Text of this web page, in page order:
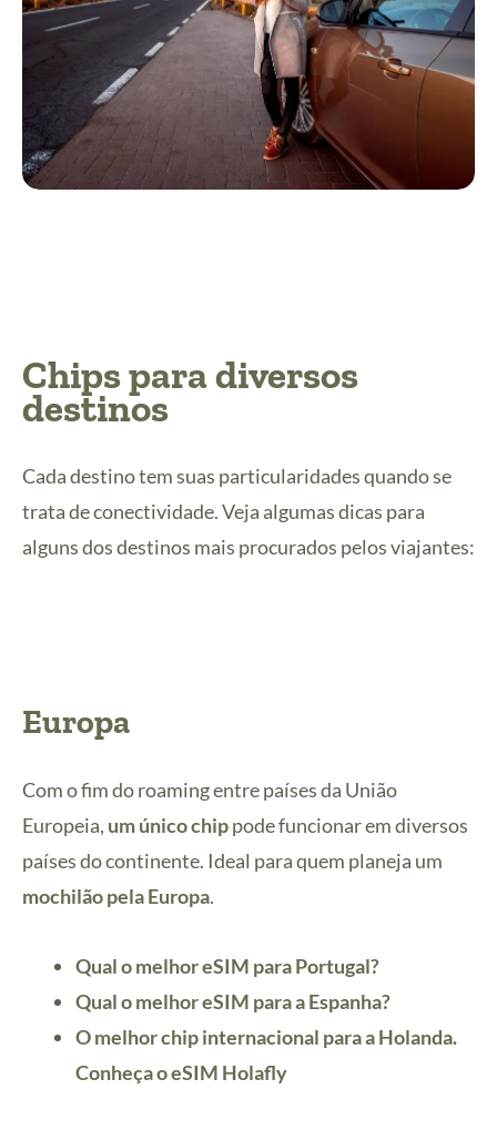
Chips para diversos
destinos
Cada destino tem suas particularidades quando se
trata de conectividade. Veja algumas dicas para
alguns dos destinos mais procurados pelos viajantes:
Europa
Com o fim do roaming entre países da União
Europeia, um único chippode funcionar em diversos
países do continente. Ideal para quem planeja um
mochilão pela Europa.
Qual o melhor eSIM para Portugal?
Qual o melhor eSIM para a Espanha?
O melhor chip internacional para a Holanda.
Conheça o eSIM Holafly